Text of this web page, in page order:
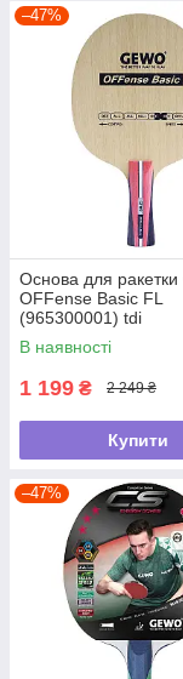
–47%
Основа для ракетки
OFFense Basic FL
(965300001) tdi
В наявності
1 199 ₴ 2 249 ₴
Купити
–47%